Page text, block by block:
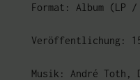
Format: Album
Veröffentlichung:
Musik: André Toth,